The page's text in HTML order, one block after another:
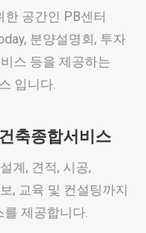
한 공간인 PB센터
분양설명회, 투자
스 등을 제공하는
입니다.
축종합서비스
계, 견적, 시공,
, 교육 및 컨설팅까지
제공합니다.